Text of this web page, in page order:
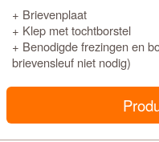
+ Brievenplaat
+ Klep met tochtborstel
+ Benodigde frezingen en
brievensleuf niet nodig)